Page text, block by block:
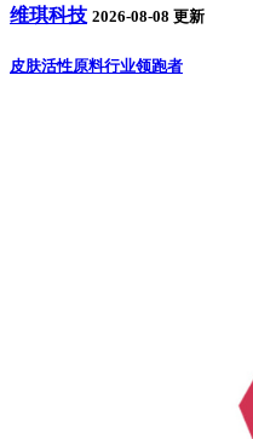
维琪科技 2026-08-08 更新
皮肤活性原料行业领跑者